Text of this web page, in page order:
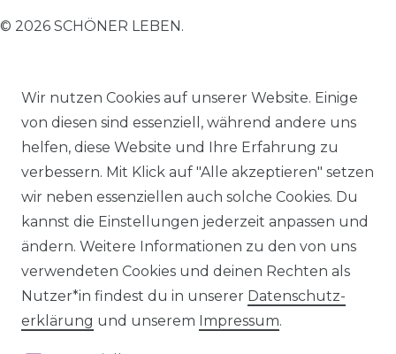
Wir nutzen Cookies auf unserer Website. Einige
von diesen sind essenziell, während andere uns
helfen, diese Website und Ihre Erfahrung zu
verbessern. Mit Klick auf "Alle akzeptieren" setzen
wir neben essenziellen auch solche Cookies. Du
kannst die Einstellungen jederzeit anpassen und
ändern. Weitere Informationen zu den von uns
verwendeten Cookies und deinen Rechten als
Nutzer*in findest du in unserer Daten­schutz­
erklärung und unserem Impressum.
© 2026 SCHÖNER LEBEN.
Impressum Daten­schutz­erklärung AGB